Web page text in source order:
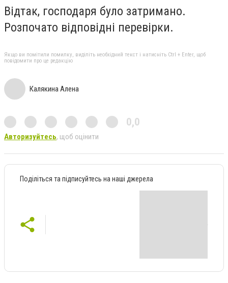
Відтак, господаря було затримано.
Розпочато відповідні перевірки.
Якщо ви помітили помилку, виділіть необхідний текст і натисніть Ctrl + Enter, щоб
повідомити про це редакцію
Калякина Алена
0,0
Авторизуйтесь, щоб оцінити
Поділіться та підписуйтесь на наші джерела